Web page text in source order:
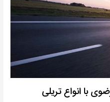
با انواع تریلی